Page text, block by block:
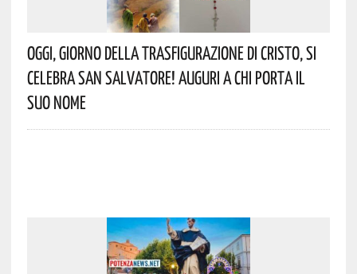
Oggi, Giorno Della Trasfigurazione Di Cristo, Si
Celebra San Salvatore! Auguri A Chi Porta Il
Suo Nome